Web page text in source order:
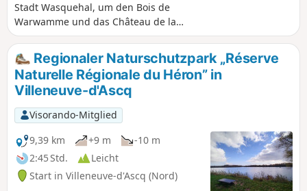
Stadt Wasquehal, um den Bois de
Warwamme und das Château de la
Fontaine zu entdecken.
Regionaler Naturschutzpark „Réserve
Naturelle Régionale du Héron” in
Villeneuve-d'Ascq
Visorando-Mitglied
9,39 km
+9 m
-10 m
2:45 Std.
Leicht
Start in Villeneuve-d'Ascq (Nord)